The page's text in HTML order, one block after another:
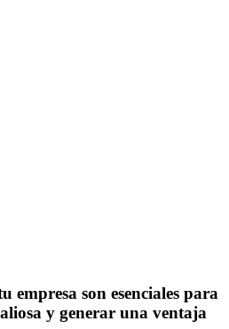
empresa son esenciales para
y generar una ventaja